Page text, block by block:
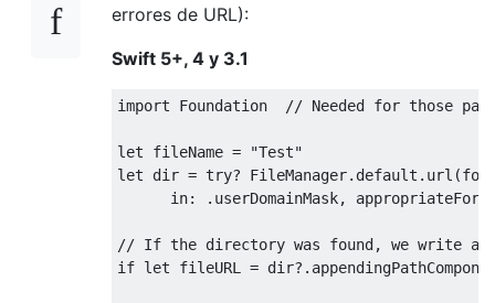
errores de URL):
Swift 5+, 4 y 3.1
import Foundation
let fileName =
"Test"
let dir = try? FileManager. default . url (for
in: . userDomainMask, appropriateFor
if let fileURL = dir?.